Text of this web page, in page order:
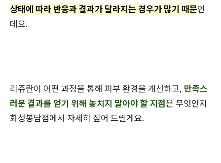
상태에 따라 반응과 결과가 달라지는 경우가 많기 때문인
데요.
리쥬란이 어떤 과정을 통해 피부 환경을 개선하고, 만족스
러운 결과를 얻기 위해 놓치지 말아야 할 지점은 무엇인지
화성봉담점에서 자세히 짚어 드릴게요.